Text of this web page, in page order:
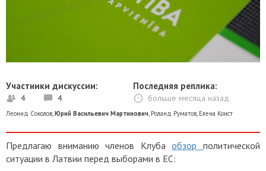
Участники дискуссии:
4 4
Последняя реплика:
больше месяца назад
Леонид Соколов,Юрий Васильевич Мартинович, Роланд Руматов, Елена Конст
Предлагаю вниманию членов Клубаобзорполитической
ситуации в Латвии перед выборами в ЕС: